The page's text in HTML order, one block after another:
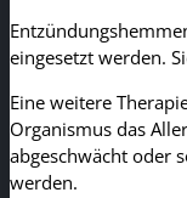
eingesetzt werden.
Eine weitere
Organismus das
abgeschwächt oder
werden.